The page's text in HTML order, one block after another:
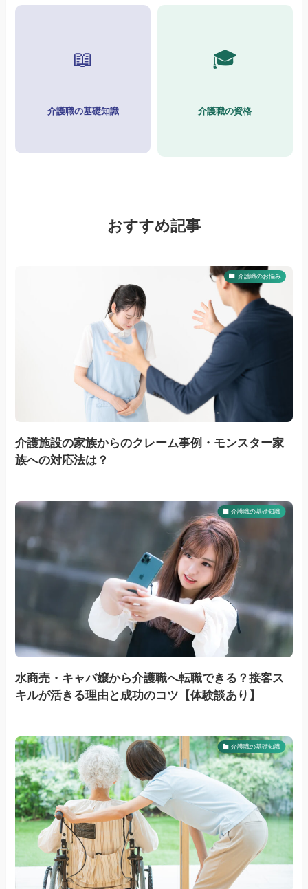
📖
介護職の基礎知識
🎓
介護職の資格
おすすめ記事
介護職のお悩み
介護施設の家族からのクレーム事例・モンスター家
族への対応法は？
介護職の基礎知識
水商売・キャバ嬢から介護職へ転職できる？接客ス
キルが活きる理由と成功のコツ【体験談あり】
介護職の基礎知識